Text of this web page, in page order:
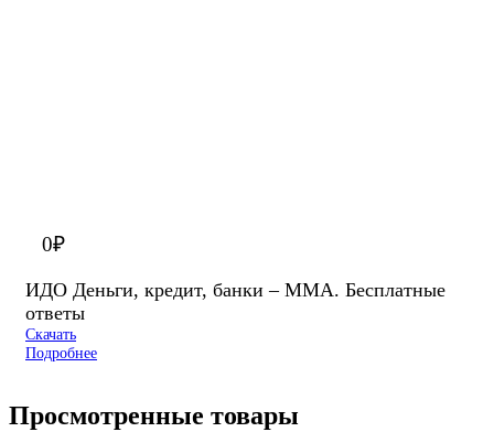
0₽
ИДО Деньги, кредит, банки – ММА. Бесплатные
ответы
Скачать
Подробнее
Просмотренные товары